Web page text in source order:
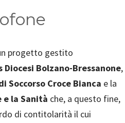
progetto gestito
Diocesi Bolzano-Bressanone,
Soccorso Croce Bianca e la
e la Sanità che, a questo fine,
di contitolarità il cui